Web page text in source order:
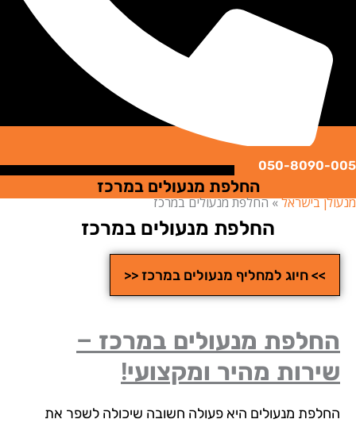
050-
החלפת מנעולים במרכז
בישראל»החלפת מנעולים במרכז
החלפת מנעולים במרכז
>> חיוג למחליף מנעולים במרכז <<
מנעולים במרכז –
מהיר ומקצועי!
מנעולים היא פעולה חשובה שיכולה לשפר את